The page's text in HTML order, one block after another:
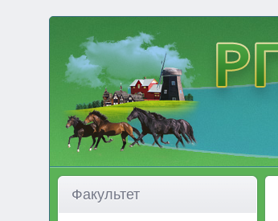
Факультет